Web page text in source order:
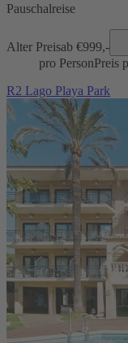
Pauschalreise
Alter Preisab €999,-
pro PersonPreis
R2 Lago Playa Park